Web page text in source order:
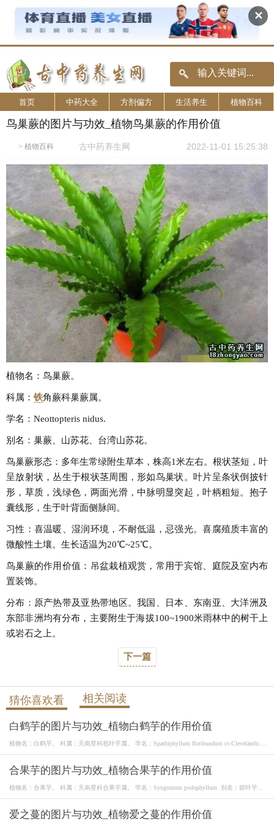
✕
首页 中药大全 方剂偏方 生活养生 植物百科
鸟巢蕨的图片与功效_植物鸟巢蕨的作用价值
> 植物百科 古中药养生网 2022-11-01 15:25:38
植物名：鸟巢蕨。
科属： 铁角蕨科巢蕨属。
学名：Neottopteris nidus.
别名：巢蕨、山苏花、台湾山苏花。
鸟巢蕨形态：多年生常绿附生草本，株高1米左右。根状茎短，叶
呈放射状，丛生于根状茎周围，形如鸟巢状。叶片呈条状倒披针
形，草质，浅绿色，两面光滑，中脉明显突起，叶柄粗短。抱子
囊线形，生于叶背面侧脉间。
习性：喜温暖、湿润环境，不耐低温，忌强光。喜腐殖质丰富的
微酸性土壤。生长适温为20℃~25℃。
鸟巢蕨的作用价值：吊盆栽植观赏，常用于宾馆、庭院及室内布
置装饰。
分布：原产热带及亚热带地区。我国、日本、东南亚、大洋洲及
东部非洲均有分布，主要附生于海拔100~1900米雨林中的树干上
或岩石之上。
下一篇
猜你喜欢看 相关阅读
白鹤芋的图片与功效_植物白鹤芋的作用价值
植物名：白鹤芋。 科属：天南星科苞叶芋属。 学名：Spathiphyllum floribundum cv.Clevelandii.
合果芋的图片与功效_植物合果芋的作用价值
植物名：合果芋。 科属：天南星科合果芋属。 学名：Syngonium podophyllum. 别名：箭叶芋、
爱之蔓的图片与功效_植物爱之蔓的作用价值